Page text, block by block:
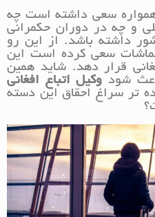
همواره سعی داشته است چه
و چه در دوران حکمرانی
داشته باشد. از این رو
مماشات سعی کرده است این
قرار دهد. شاید همین
شود وکیل اتباع افغانی
تر سراغ احقاق این دسته